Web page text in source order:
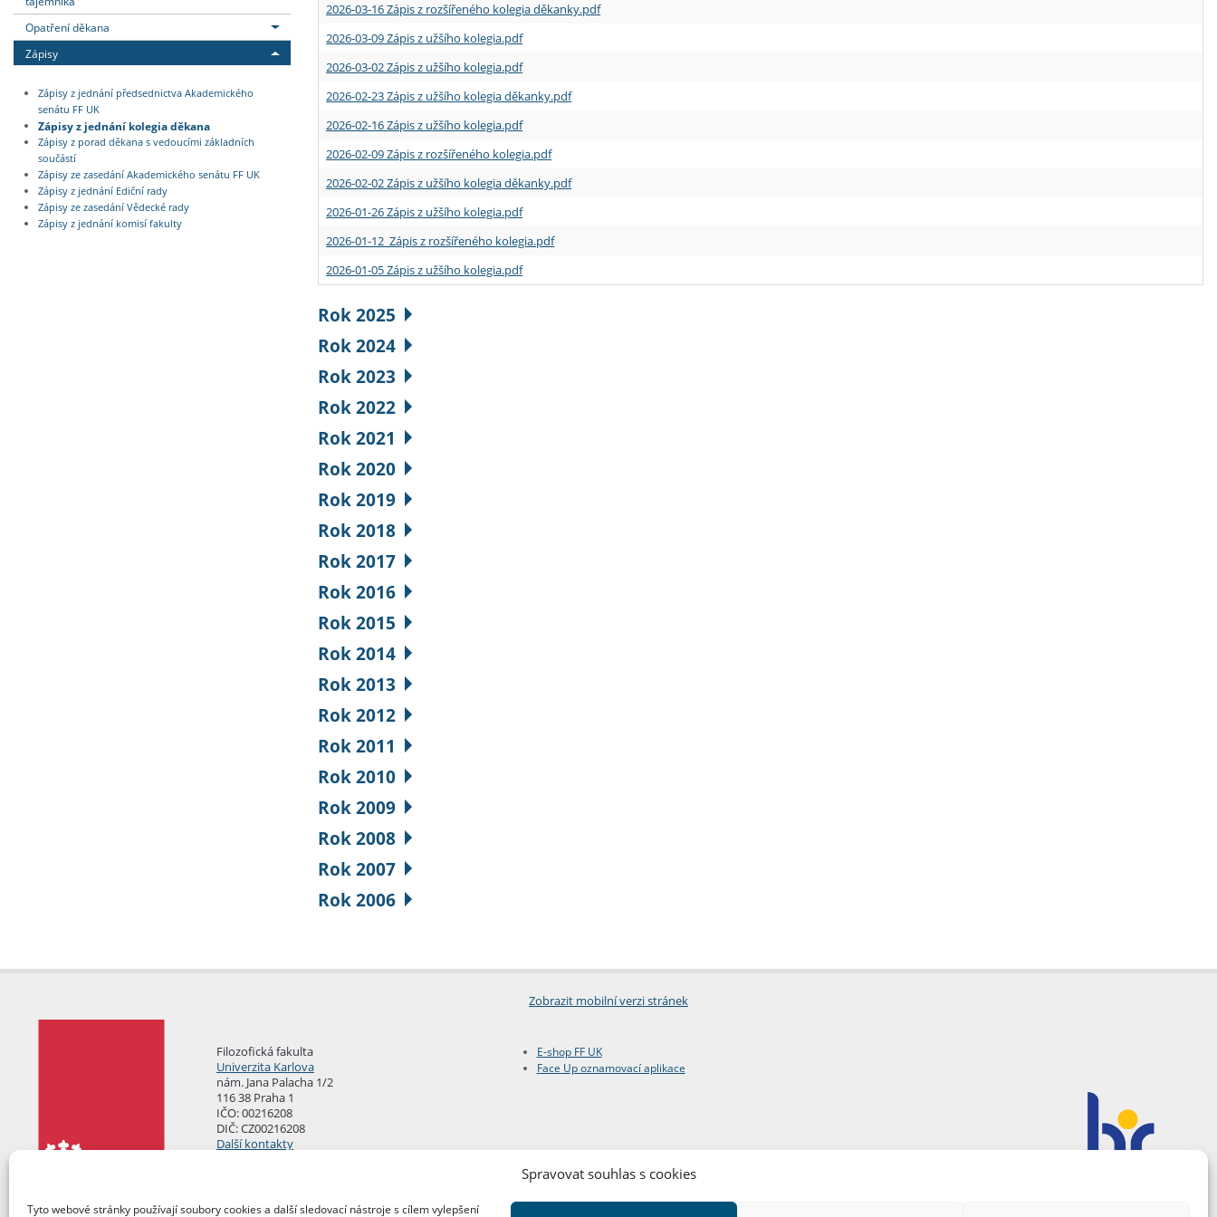
Spravovat souhlas s cookies
Tyto webové stránky používají soubory cookies a další sledovací nástroje s cílem vylepšení
Opatření děkana
Zápisy
Zápisy z jednání předsednictva Akademického
senátu FF UK
Zápisy z jednání kolegia děkana
Zápisy z porad děkana s vedoucími základních
součástí
Zápisy ze zasedání Akademického senátu FF UK
Zápisy z jednání Ediční rady
Zápisy ze zasedání Vědecké rady
Zápisy z jednání komisí fakulty
2026-03-16 Zápis z rozšířeného kolegia děkanky.pdf
2026-03-09 Zápis z užšího kolegia.pdf
2026-03-02 Zápis z užšího kolegia.pdf
2026-02-23 Zápis z užšího kolegia děkanky.pdf
2026-02-16 Zápis z užšího kolegia.pdf
2026-02-09 Zápis z rozšířeného kolegia.pdf
2026-02-02 Zápis z užšího kolegia děkanky.pdf
2026-01-26 Zápis z užšího kolegia.pdf
2026-01-12 Zápis z rozšířeného kolegia.pdf
2026-01-05 Zápis z užšího kolegia.pdf
Rok 2025
Rok 2024
Rok 2023
Rok 2022
Rok 2021
Rok 2020
Rok 2019
Rok 2018
Rok 2017
Rok 2016
Rok 2015
Rok 2014
Rok 2013
Rok 2012
Rok 2011
Rok 2010
Rok 2009
Rok 2008
Rok 2007
Rok 2006
Zobrazit mobilní verzi stránek
Filozofická fakulta
Univerzita Karlova
nám. Jana Palacha 1/2
116 38 Praha 1
IČO: 00216208
DIČ: CZ00216208
Další kontakty
E-shop FF UK
Face Up oznamovací aplikace